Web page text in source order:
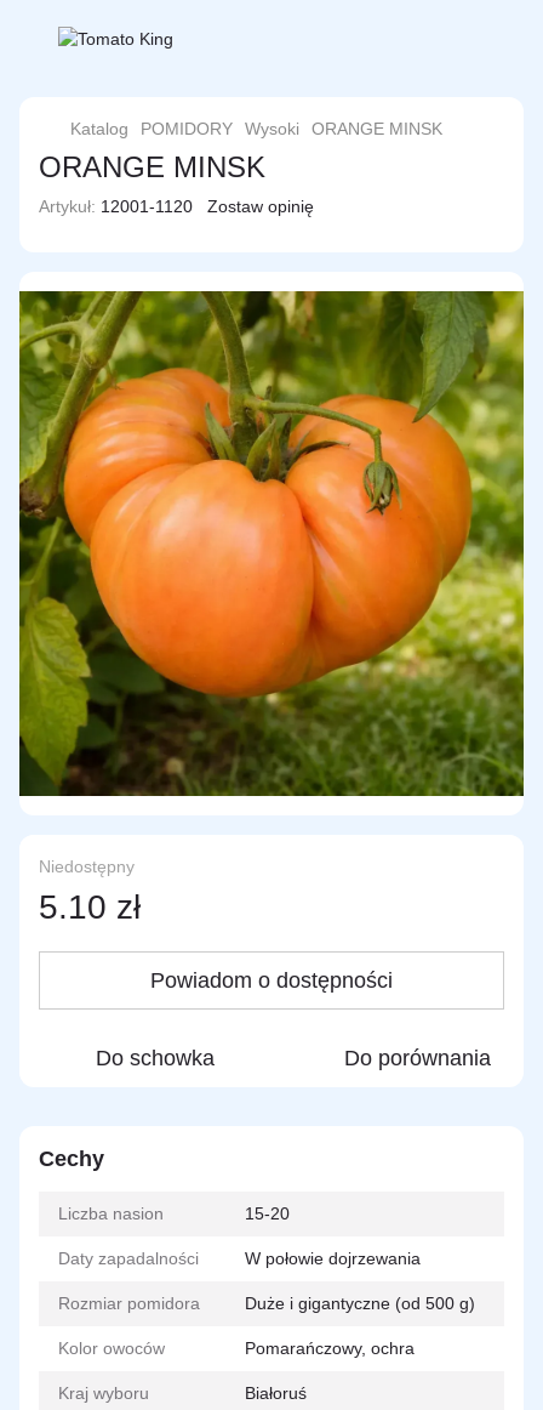
Katalog POMIDORY Wysoki ORANGE MINSK
ORANGE MINSK
Artykuł: 12001-1120 Zostaw opinię
Niedostępny
5.10 zł
Powiadom o dostępności
Do schowka Do porównania
Cechy
Liczba nasion 15-20
Daty zapadalności W połowie dojrzewania
Rozmiar pomidora Duże i gigantyczne (od 500 g)
Kolor owoców Pomarańczowy, ochra
Kraj wyboru Białoruś